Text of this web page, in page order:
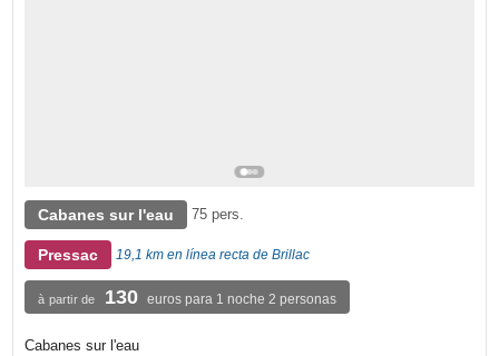
Cabanes sur l'eau 75 pers.
Pressac 19,1 km en línea recta de Brillac
à partir de 130 euros para 1 noche 2 personas
Cabanes sur l'eau